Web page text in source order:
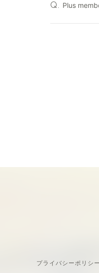
Q. Plus
プライバシーポリシー